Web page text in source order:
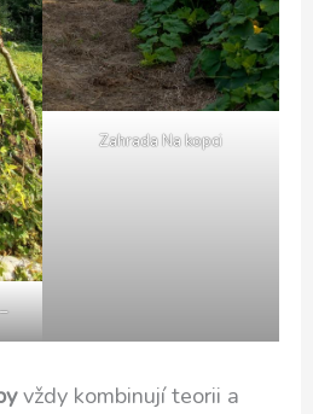
Zahrada Na kopci
vždy kombinují teorii a